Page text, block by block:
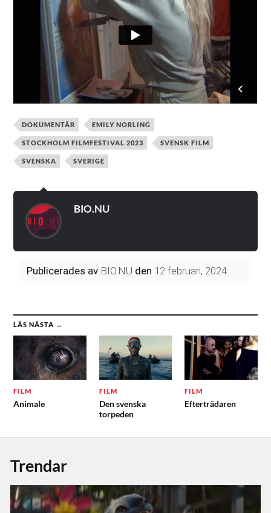
DOKUMENTÄR EMILY NORLING
STOCKHOLM FILMFESTIVAL 2023 SVENSK FILM
SVENSKA SVERIGE
BIO.NU
Publicerades av BIO.NU den 12 februari, 2024
LÄS NÄSTA →
FILM
Animale
FILM
Den svenska
torpeden
FILM
Efterträdaren
Trendar